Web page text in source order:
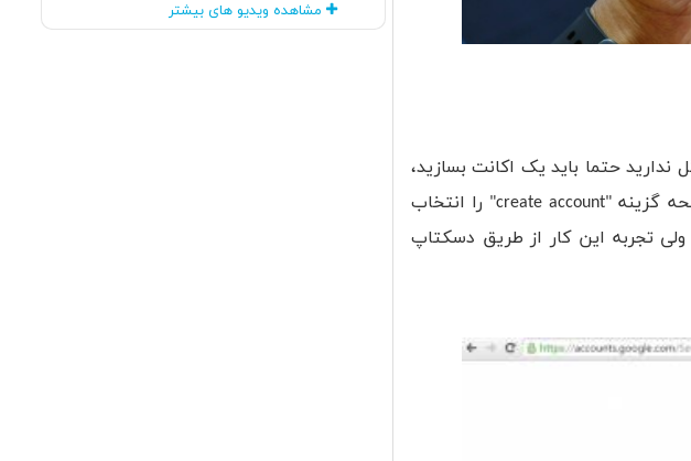
ندارید حتما باید یک اکانت بسازید،
بروید و گزینه "Sign in" را بزنید. به صفحه ای جدید میروید. در این صفحه گزینه "create account" را انتخاب
تجربه این کار از طریق دسکتاپ
مشاهده ویدیو های بیشتر